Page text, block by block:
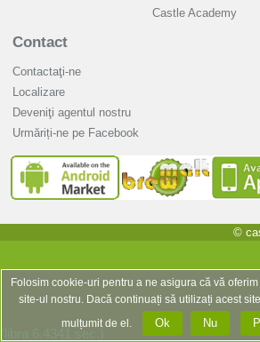
Castle Academy
Contact
Contactaţi-ne
Localizare
Deveniţi agentul nostru
Urmăriți-ne pe Facebook
©
Folosim cookie-uri pentru a ne asigura că vă
site-ul nostru. Dacă continuați să utilizați acest
mulțumit de el.
Ok Nu
(libra 6.4341 sec.)